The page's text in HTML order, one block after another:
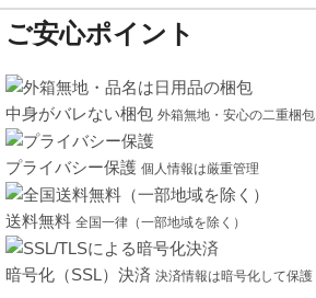
ご安心ポイント
中身がバレない梱包 外箱無地・安心の二重梱包
プライバシー保護 個人情報は厳重管理
送料無料 全国一律（一部地域を除く）
暗号化（SSL）決済 決済情報は暗号化して保護